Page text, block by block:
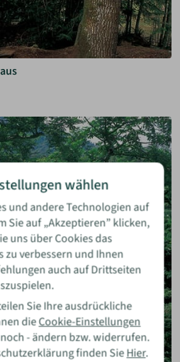
wählen
und andere Technologien auf
Sie auf „Akzeptieren” klicken,
uns über Cookies das
zu verbessern und Ihnen
auch auf Drittseiten
Sie Ihre ausdrückliche
dieCookie-Einstellungen
- ändern bzw. widerrufen.
finden SieHier.